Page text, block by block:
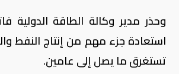
وحذر مدير وكالة الطاقة الدولية
استعادة جزء مهم من إنتاج النفط
تستغرق ما يصل إلى عامين.